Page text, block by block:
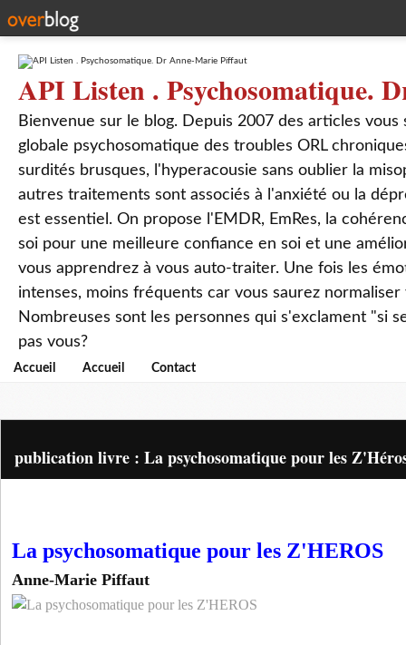
API Listen . Psychosomatique.
Bienvenue sur le blog. Depuis 2007 des articles
globale psychosomatique des troubles ORL
surdités brusques, l'hyperacousie sans oublier la
autres traitements sont associés à l'anxiété ou la
est essentiel. On propose l'EMDR, EmRes, la
soi pour une meilleure confiance en soi et une
vous apprendrez à vous auto-traiter. Une fois les
intenses, moins fréquents car vous saurez
Nombreuses sont les personnes qui s'exclament "si
pas vous?
Accueil Accueil Contact
publication livre : La psychosomatique pour les
La psychosomatique pour les Z'HEROS
Anne-Marie Piffaut